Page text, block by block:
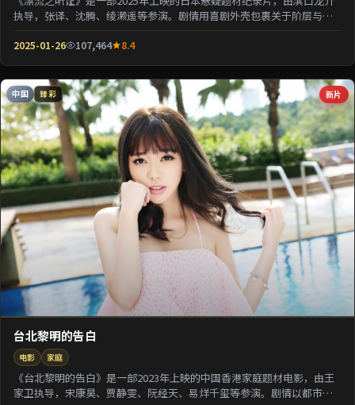
执导，张译、沈腾、绫濑遥等参演。剧情用喜剧外壳包裹关于阶层与选
2025-01-26 107,464 8.4
新片
中国 臻彩
台北黎明的告白
电影 家庭
《台北黎明的告白》是一部2023年上映的中国香港家庭题材电影，由王
家卫执导，宋康昊、贾静雯、阮经天、易烊千玺等参演。剧情以都市迁